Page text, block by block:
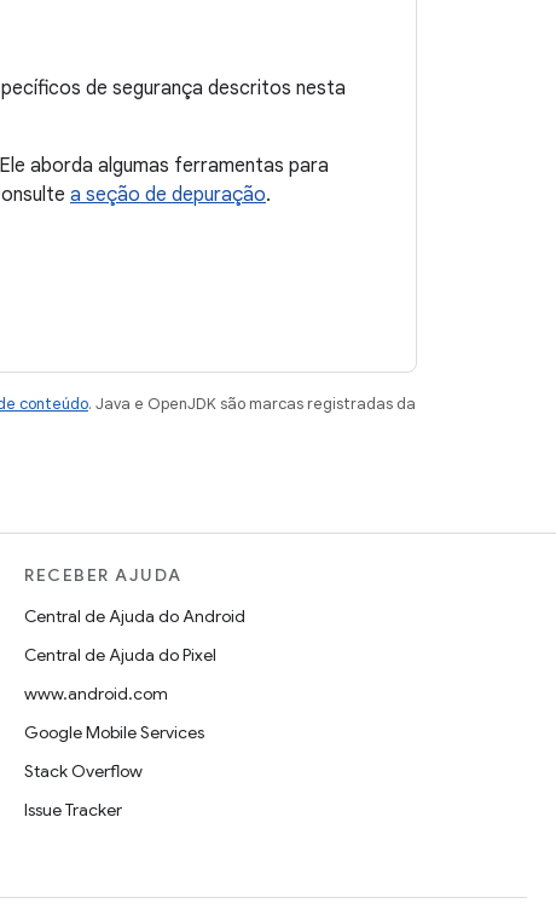
de segurança descritos nesta
aborda algumas ferramentas para
a seção de depuração.
conteúdo. Java e OpenJDK são marcas registradas da
RECEBER AJUDA
Central de Ajuda do Android
Central de Ajuda do Pixel
www.android.com
Google Mobile Services
Stack Overflow
Issue Tracker